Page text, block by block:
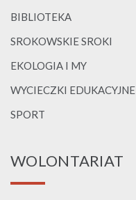
BIBLIOTEKA
SROKOWSKIE SROKI
EKOLOGIA I MY
WYCIECZKI EDUKACYJNE
SPORT
WOLONTARIAT